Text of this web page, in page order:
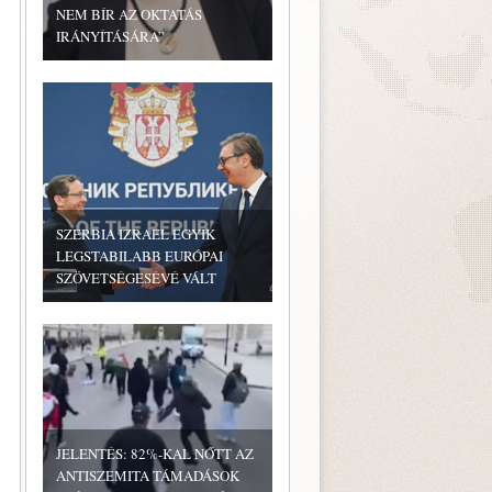
NEM BÍR AZ OKTATÁS
IRÁNYÍTÁSÁRA”
SZERBIA IZRAEL EGYIK
LEGSTABILABB EURÓPAI
SZÖVETSÉGESÉVÉ VÁLT
JELENTÉS: 82%-KAL NŐTT AZ
ANTISZEMITA TÁMADÁSOK